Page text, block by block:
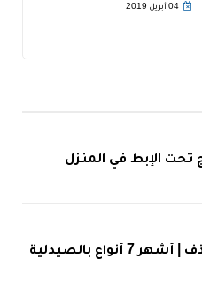
04 أبريل 2019
تحت الإبط في المنزل
أدوية سرعة القذف | أشهر 7 أنواع بالصيدلية